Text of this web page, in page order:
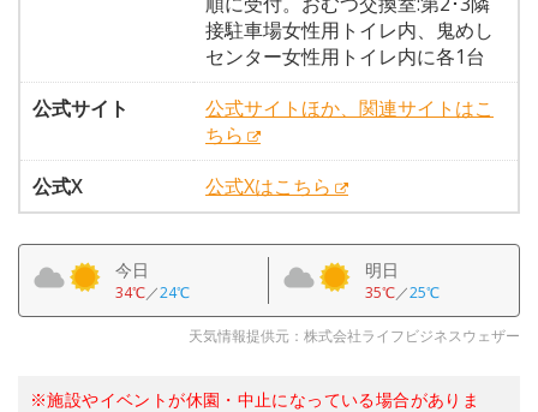
接駐車場女性用トイレ内、鬼めし
センター女性用トイレ内に各1台
公式サイト
公式サイトほか、関連サイトはこ
ちら
公式X
公式Xはこちら
今日
34℃／24℃
明日
35℃／25℃
天気情報提供元：株式会社ライフビジネスウェザー
※施設やイベントが休園・中止になっている場合がありま